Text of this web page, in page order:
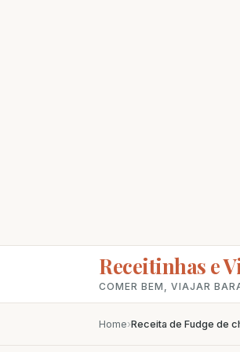
Receitinhas e
COMER BEM, VIAJAR
Home›Receita de Fudge de